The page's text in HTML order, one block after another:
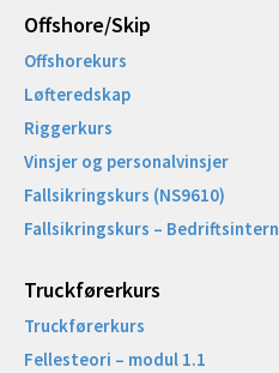
Offshore/Skip​
Offshorekurs
Løfteredskap
Riggerkurs
Vinsjer og personalvinsjer
Fallsikringskurs (NS9610)
Fallsikringskurs –
Truckførerkurs
Truckførerkurs
Fellesteori – modul 1.1